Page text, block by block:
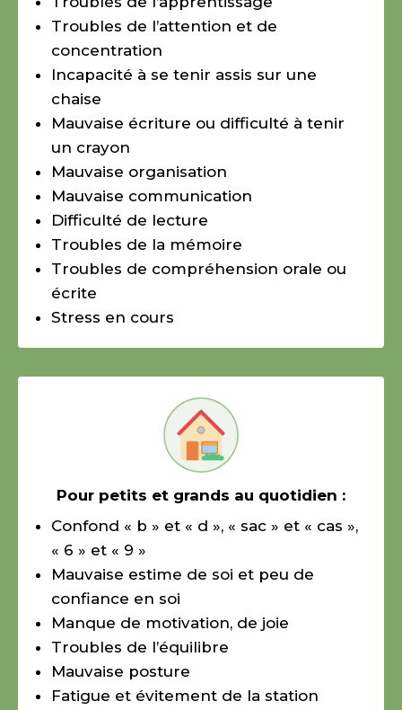
Troubles de l’attention et de
concentration
Incapacité à se tenir assis sur une
chaise
Mauvaise écriture ou difficulté à tenir
un crayon
Mauvaise organisation
Mauvaise communication
Difficulté de lecture
Troubles de la mémoire
Troubles de compréhension orale ou
écrite
Stress en cours
Pour petits et grands au quotidien :
Confond « b » et « d », « sac » et « cas »,
« 6 » et « 9 »
Mauvaise estime de soi et peu de
confiance en soi
Manque de motivation, de joie
Troubles de l’équilibre
Mauvaise posture
Fatigue et évitement de la station